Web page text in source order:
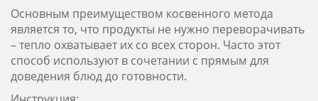
Основным преимуществом косвенного метода
является то, что продукты не нужно переворачивать
– тепло охватывает их со всех сторон. Часто этот
способ используют в сочетании с прямым для
доведения блюд до готовности.